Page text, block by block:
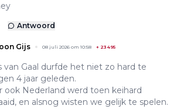
Antwoord
Gijs 08 juli 2026 om 10:58 + 23495
van Gaal durfde het niet zo hard te
4 jaar geleden.
ook Nederland werd toen keihard
en alsnog wisten we gelijk te spelen.